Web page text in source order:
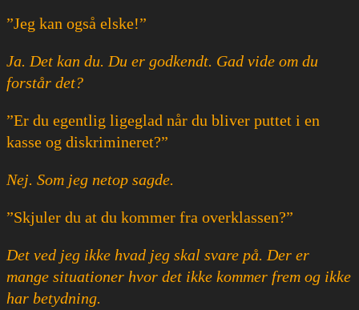
”Jeg kan også elske!”
Ja. Det kan du. Du er godkendt. Gad vide om du
forstår det?
”Er du egentlig ligeglad når du bliver puttet i en
kasse og diskrimineret?”
Nej. Som jeg netop sagde.
”Skjuler du at du kommer fra overklassen?”
Det ved jeg ikke hvad jeg skal svare på. Der er
mange situationer hvor det ikke kommer frem og ikke
har betydning.